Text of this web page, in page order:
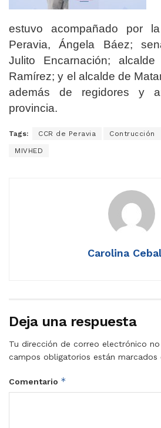
estuvo acompañado por
Peravia, Ángela Báez;
Julito Encarnación;
Ramírez; y el alcalde de
además de regidores y
provincia.
Tags: CCR de Peravia Contrucción
MIVHED
Carolina
Deja una respuesta
Tu dirección de correo electrónico
campos obligatorios están marcados
Comentario *